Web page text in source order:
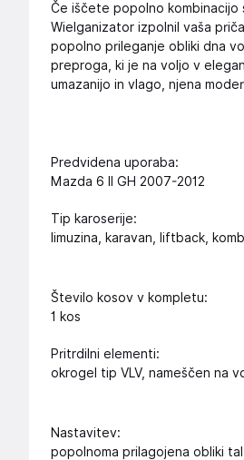
Če iščete popolno
Wielganizator izpolnil vaša
popolno prileganje obliki dna
preproga, ki je na voljo v
umazanijo in vlago, njena
Predvidena uporaba:
Mazda 6 II GH 2007-2012
Tip karoserije:
limuzina, karavan, liftback,
Število kosov v kompletu:
1 kos
Pritrdilni elementi:
okrogel tip VLV, nameščen na
Nastavitev:
popolnoma prilagojena obliki tal